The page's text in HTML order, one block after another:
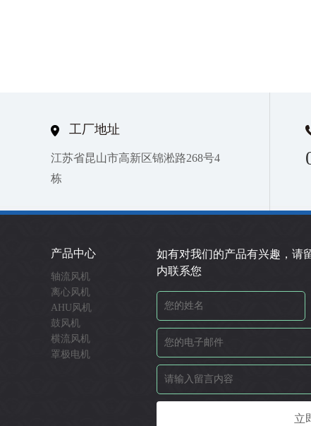
工厂地址
江苏省昆山市高新区锦淞路268号4
栋
产品中心
轴流风机
离心风机
AHU风机
鼓风机
横流风机
罩极电机
如有对我们的产品有兴趣，请
内联系您